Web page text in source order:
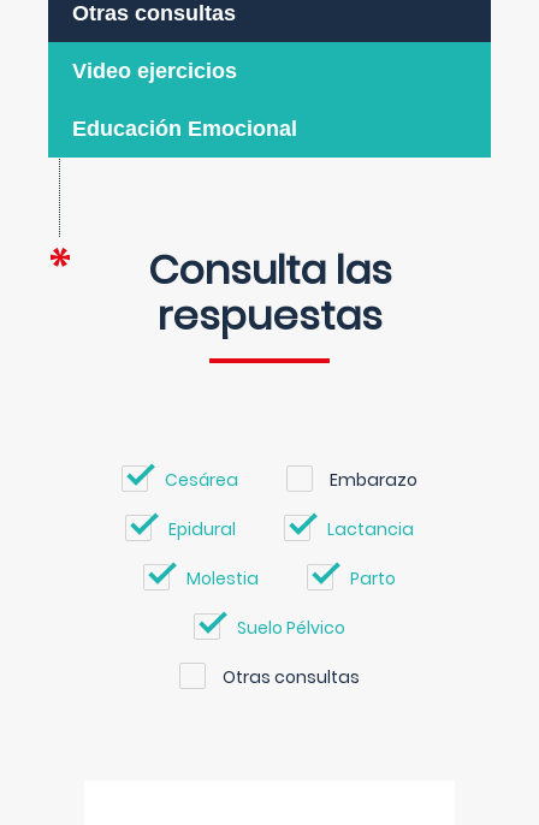
Otras consultas
Video ejercicios
Educación Emocional
Consulta las
respuestas
Cesárea Embarazo
Epidural Lactancia
Molestia Parto
Suelo Pélvico
Otras consultas